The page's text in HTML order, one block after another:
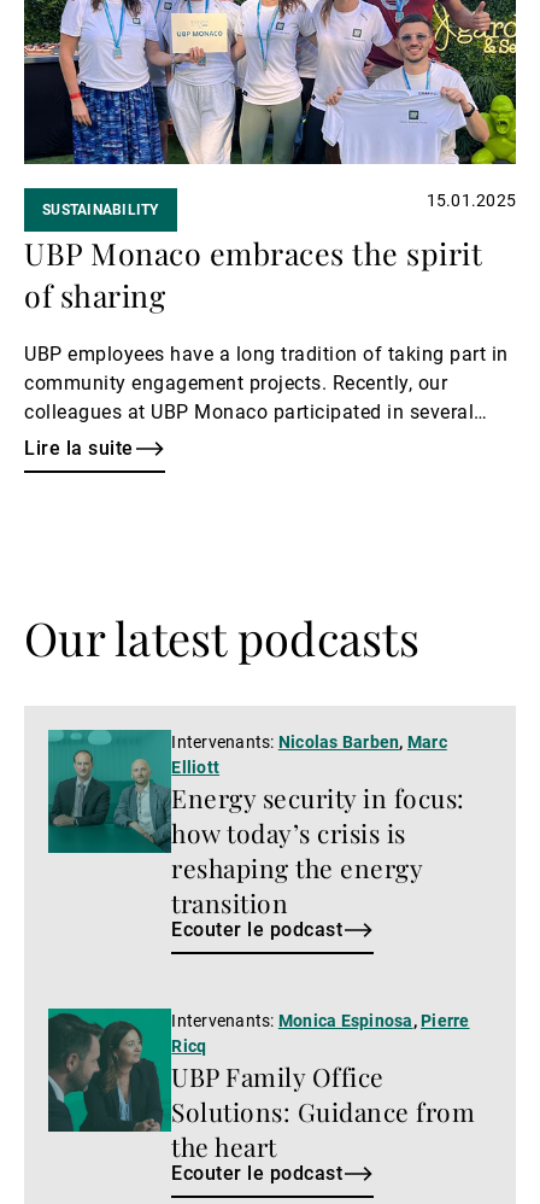
SUSTAINABILITY 15.01.2025
UBP Monaco embraces the spirit
of sharing
UBP employees have a long tradition of taking part in
community engagement projects. Recently, our
colleagues at UBP Monaco participated in several
CSR activities.
Lire la suite
Our latest podcasts
Ecouter
podcast
Energy security in focus:
how today’s crisis is
reshaping the energy
transition
Intervenants: Nicolas Barben, Marc
Elliott
Ecouter le podcast
Ecouter
podcast
UBP Family Office
Solutions: Guidance from
the heart
Intervenants: Monica Espinosa,Pierre
Ricq
Ecouter le podcast